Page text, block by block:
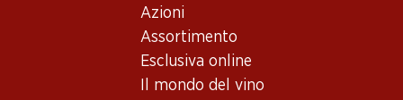
Azioni
Assortimento
Esclusiva online
Il mondo del vino
Esclusiva online!
119.70